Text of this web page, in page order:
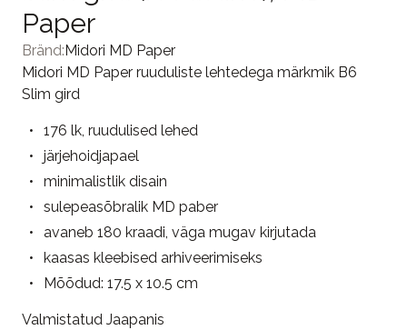
Paper
Bränd: Midori MD Paper
Midori MD Paper ruuduliste lehtedega märkmik B6
Slim gird
176 lk, ruudulised lehed
järjehoidjapael
minimalistlik disain
sulepeasõbralik MD paber
avaneb 180 kraadi, väga mugav kirjutada
kaasas kleebised arhiveerimiseks
Mõõdud: 17.5 x 10.5 cm
Valmistatud Jaapanis